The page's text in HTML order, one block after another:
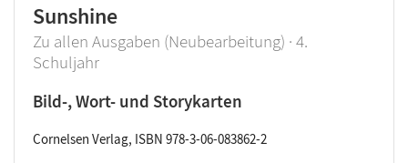
Sunshine
Zu allen Ausgaben (Neubearbeitung) · 4.
Schuljahr
Bild-, Wort- und Storykarten
Cornelsen Verlag, ISBN 978-3-06-083862-2